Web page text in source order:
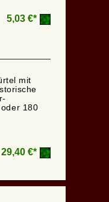
5,03 €*
mit
180
29,40 €*